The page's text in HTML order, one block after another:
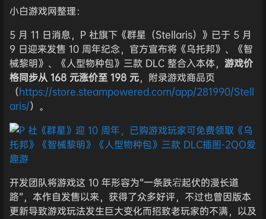
小白游戏网整理：
5 月 11 日消息，P 社旗下《群星（Stellaris）》已于 5 月
9 日迎来发售 10 周年纪念，官方宣布将《乌托邦》、《智
械黎明》、《人型物种包》三款 DLC 整合入本体， 游戏价
格同步从 168 元涨价至 198 元，附录游戏商品页
（https://store.steampowered.com/app/281990/Stell
aris/）。
开发团队将游戏这 10 年形容为“一条跌宕起伏的漫长道
路”，本作自发售以来，获得了众多好评，不过也曾因版本
更新导致游戏玩法发生巨大变化而招致老玩家的不满，以及